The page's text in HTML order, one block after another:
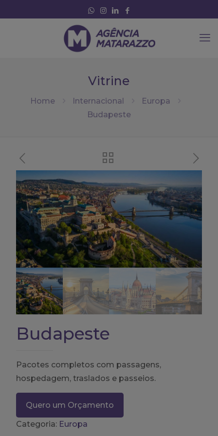
Vitrine
Home Internacional
Europa
Budapeste
Budapeste
Pacotes completos com passagens,
hospedagem, traslados e passeios.
Quero um Orçamento
Categoria: Europa